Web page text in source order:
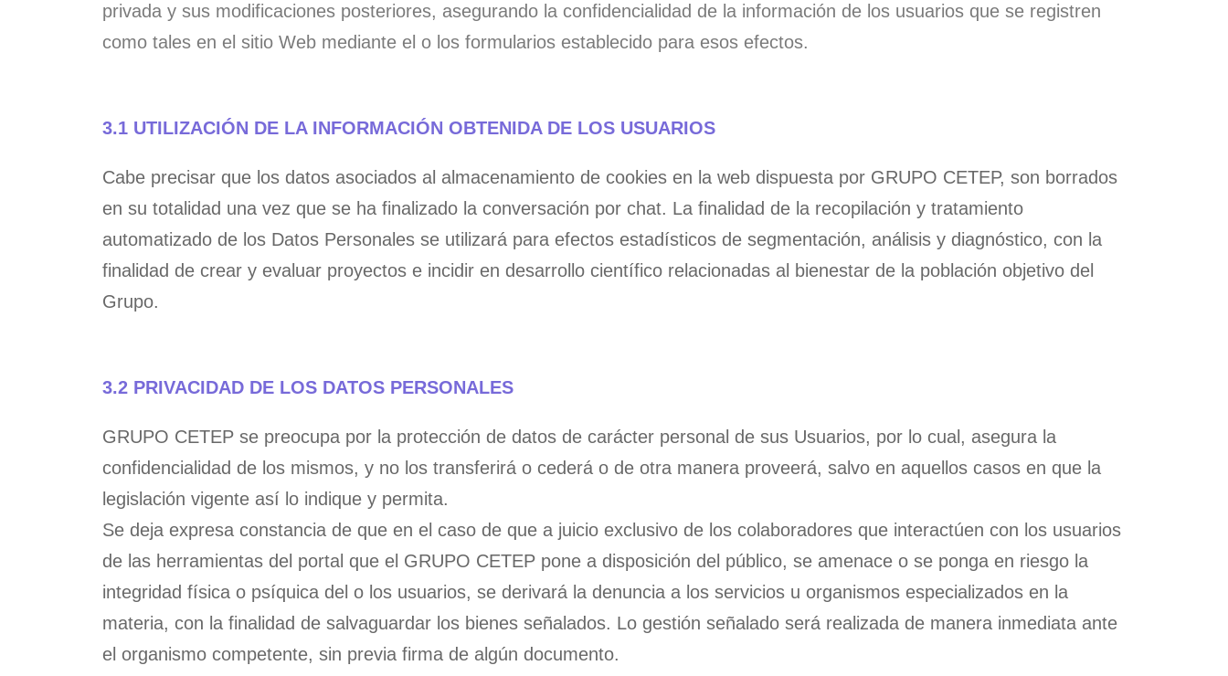
privada y sus modificaciones posteriores, asegurando la confidencialidad de la información de los usuarios que se registren
como tales en el sitio Web mediante el o los formularios establecido para esos efectos.
3.1 UTILIZACIÓN DE LA INFORMACIÓN OBTENIDA DE LOS USUARIOS
Cabe precisar que los datos asociados al almacenamiento de cookies en la web dispuesta por GRUPO CETEP, son borrados
en su totalidad una vez que se ha finalizado la conversación por chat. La finalidad de la recopilación y tratamiento
automatizado de los Datos Personales se utilizará para efectos estadísticos de segmentación, análisis y diagnóstico, con la
finalidad de crear y evaluar proyectos e incidir en desarrollo científico relacionadas al bienestar de la población objetivo del
Grupo.
3.2 PRIVACIDAD DE LOS DATOS PERSONALES
GRUPO CETEP se preocupa por la protección de datos de carácter personal de sus Usuarios, por lo cual, asegura la
confidencialidad de los mismos, y no los transferirá o cederá o de otra manera proveerá, salvo en aquellos casos en que la
legislación vigente así lo indique y permita.
Se deja expresa constancia de que en el caso de que a juicio exclusivo de los colaboradores que interactúen con los usuarios
de las herramientas del portal que el GRUPO CETEP pone a disposición del público, se amenace o se ponga en riesgo la
integridad física o psíquica del o los usuarios, se derivará la denuncia a los servicios u organismos especializados en la
materia, con la finalidad de salvaguardar los bienes señalados. Lo gestión señalado será realizada de manera inmediata ante
el organismo competente, sin previa firma de algún documento.